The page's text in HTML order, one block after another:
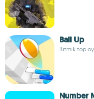
Ball Up
Ritmik top
Number